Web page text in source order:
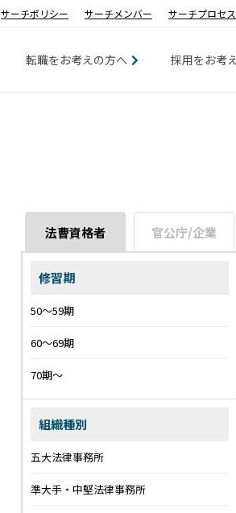
サーチポリシー サーチメンバー サーチプロセス
転職をお考えの方へ 採用をお考
法曹資格者 官公庁/企業
修習期
50〜59期
60〜69期
70期〜
組織種別
五大法律事務所
準大手・中堅法律事務所